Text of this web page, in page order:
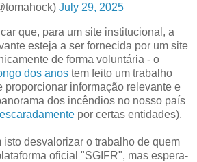
July 29, 2025
que, para um site institucional, a
esteja a ser fornecida por um site
de forma voluntária - o
dos anos tem feito um trabalho
proporcionar informação relevante e
dos incêndios no nosso país
por certas entidades).
isto desvalorizar o trabalho de quem
oficial "SGIFR", mas espera-